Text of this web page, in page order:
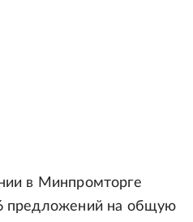
в Минпромторге
предложений на общую